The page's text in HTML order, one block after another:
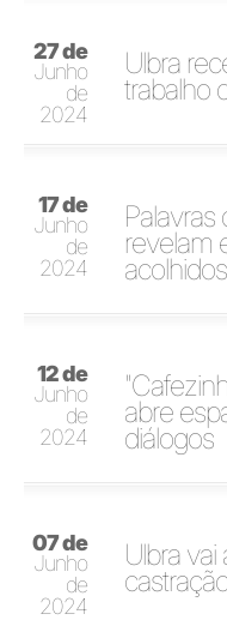
27 de
Junho
de
2024
Ulbra
trabalho
17 de
Junho
de
2024
Palavras
revelam
12 de
Junho
de
2024
abre
diálogos
07 de
Junho
de
2024
Ulbra vai